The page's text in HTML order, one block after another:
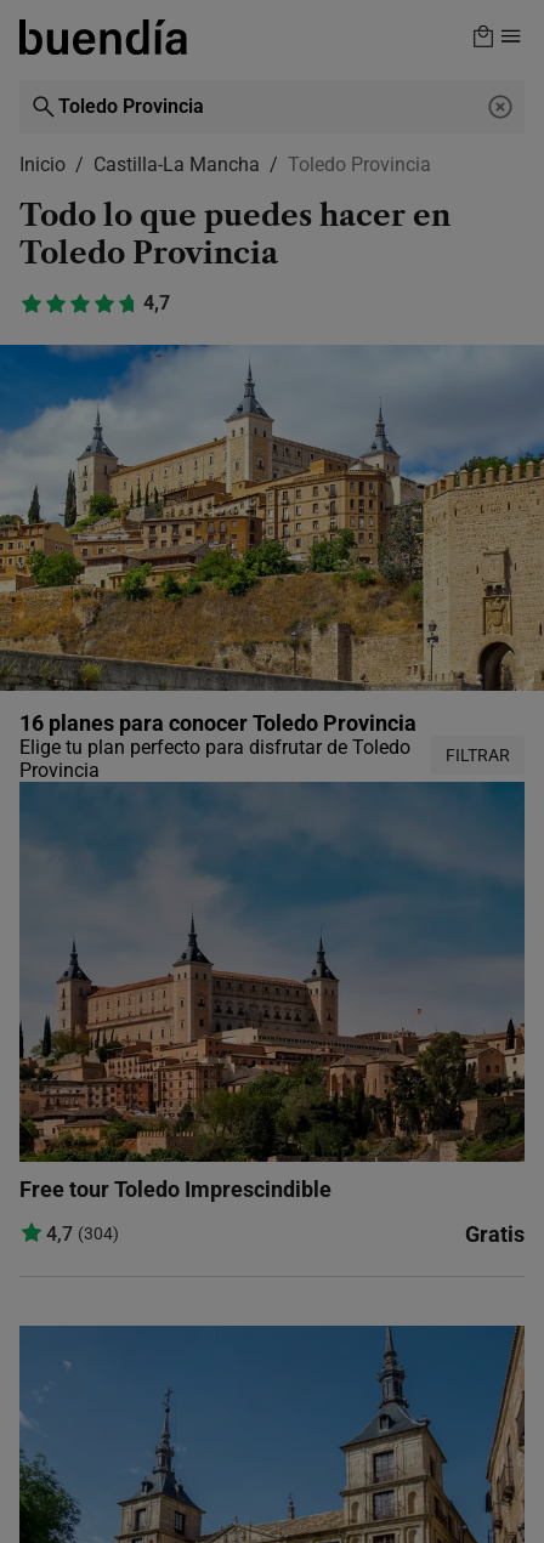
Skip
content
Inicio Castilla-La Mancha Toledo Provincia
Todo lo que puedes hacer en
Toledo Provincia
4,7
16 planes para conocer Toledo Provincia
Elige tu plan perfecto para disfrutar de Toledo
Provincia
FILTRAR
Free tour Toledo Imprescindible
4,7 (304) Gratis